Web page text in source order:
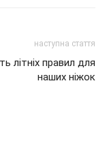
наступна стаття
літніх правил для
наших ніжок